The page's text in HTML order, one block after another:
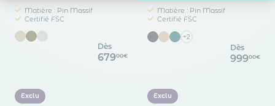
Axeptio consent
Plateforme de Gestion du Consentement : Personnalisez vos
Matière : Pin Massif
Certifié FSC
Dès
67900€
Matière : Pin Massif
Certifié FSC
+2
Dès
99900€
Exclu Exclu